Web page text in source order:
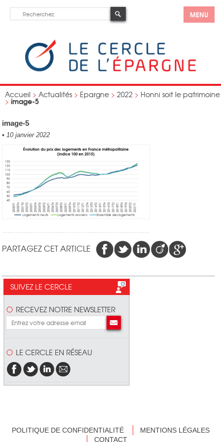
MENU
Accueil > Actualités > Epargne > 2022 > Honni soit le patrimoine
> image-5
image-5
• 10 janvier 2022
PARTAGEZ CET ARTICLE
SUIVEZ LE CERCLE
RECEVEZ NOTRE NEWSLETTER
LE CERCLE EN RÉSEAU
POLITIQUE DE CONFIDENTIALITÉ
MENTIONS LÉGALES
CONTACT